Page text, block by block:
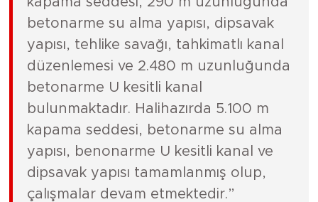
betonarme su alma yapısı, dipsavak
yapısı, tehlike savağı, tahkimatlı kanal
düzenlemesi ve 2.480 m uzunluğunda
betonarme U kesitli kanal
bulunmaktadır. Halihazırda 5.100 m
kapama seddesi, betonarme su alma
yapısı, benonarme U kesitli kanal ve
dipsavak yapısı tamamlanmış olup,
çalışmalar devam etmektedir.”